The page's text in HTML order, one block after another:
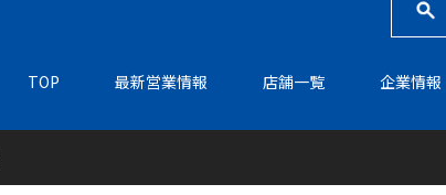
TOP 最新営業情報 店舗一覧 企業情報